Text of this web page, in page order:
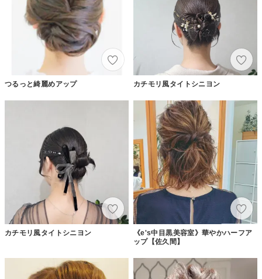
つるっと綺麗めアップ カチモリ風タイトシニヨン
カチモリ風タイトシニヨン
《e's中目黒美容室》華やかハーフア
ップ【佐久間】